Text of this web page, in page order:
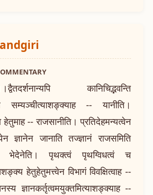
कानिचिद्भवन्ति
सम्यञ्चीत्याशङ्क्याह -- यानीति।
हेतुमाह -- राजसानीति। प्रतिदेहमन्यत्वेन
ज्ञानेन जानाति तज्ज्ञानं राजसमिति
भेदेनेति। पृथक्त्वं पृथग्विधत्वं च
हेतुहेतुमत्त्वेन विभागं विवक्षित्वाह --
ज्ञानकर्तृत्वमयुक्तमित्याशङ्क्याह --